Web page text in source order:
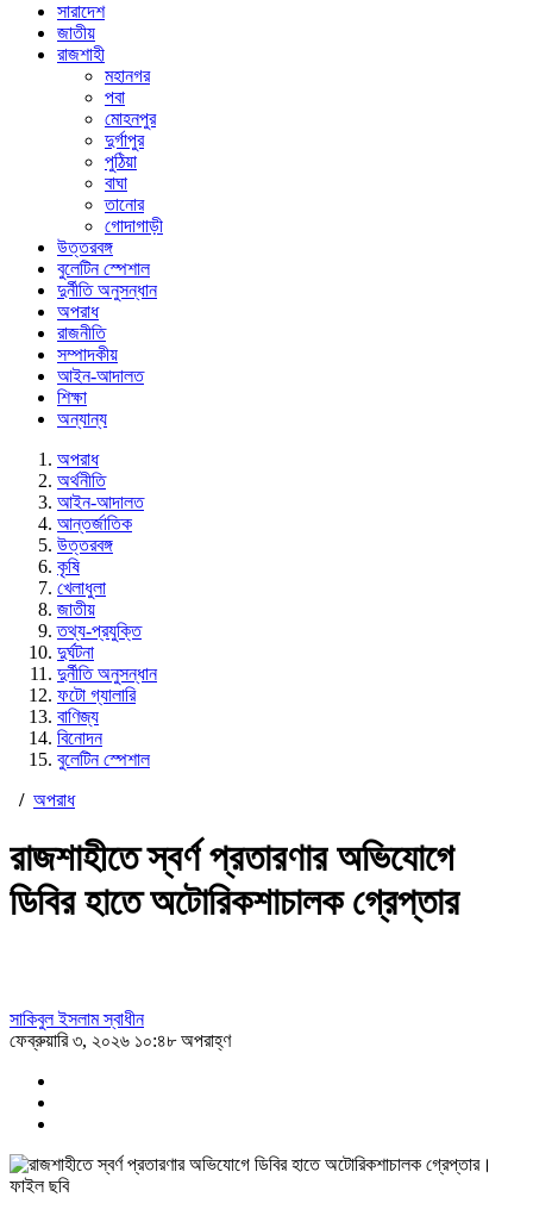
সারাদেশ
জাতীয়
রাজশাহী
মহানগর
পবা
মোহনপুর
দুর্গাপুর
পুঠিয়া
বাঘা
তানোর
গোদাগাড়ী
উত্তরবঙ্গ
বুলেটিন স্পেশাল
দুর্নীতি অনুসন্ধান
অপরাধ
রাজনীতি
সম্পাদকীয়
আইন-আদালত
শিক্ষা
অন্যান্য
অপরাধ
অর্থনীতি
আইন-আদালত
আন্তর্জাতিক
উত্তরবঙ্গ
কৃষি
খেলাধুলা
জাতীয়
তথ্য-প্রযুক্তি
দুর্ঘটনা
দুর্নীতি অনুসন্ধান
ফটো গ্যালারি
বাণিজ্য
বিনোদন
বুলেটিন স্পেশাল
/ অপরাধ
রাজশাহীতে স্বর্ণ প্রতারণার অভিযোগে
ডিবির হাতে অটোরিকশাচালক গ্রেপ্তার
সাকিবুল ইসলাম স্বাধীন
ফেব্রুয়ারি ৩, ২০২৬ ১০:৪৮ অপরাহ্ণ